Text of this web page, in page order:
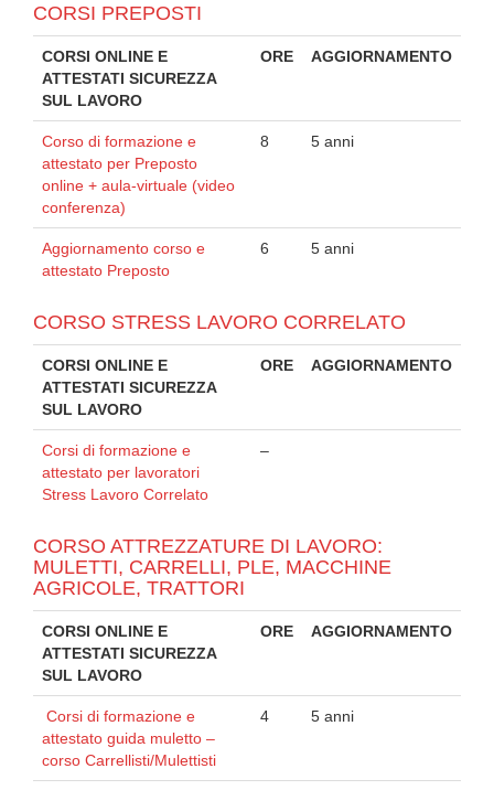
CORSI PREPOSTI
CORSI ONLINE E
ATTESTATI SICUREZZA
SUL LAVORO
ORE AGGIORNAMENTO
Corso di formazione e
attestato per Preposto
online + aula-virtuale (video
conferenza)
8 5 anni
Aggiornamento corso e
attestato Preposto
6 5 anni
CORSO STRESS LAVORO CORRELATO
CORSI ONLINE E
ATTESTATI SICUREZZA
SUL LAVORO
ORE AGGIORNAMENTO
Corsi di formazione e
attestato per lavoratori
Stress Lavoro Correlato
–
CORSO ATTREZZATURE DI LAVORO:
MULETTI, CARRELLI, PLE, MACCHINE
AGRICOLE, TRATTORI
CORSI ONLINE E
ATTESTATI SICUREZZA
SUL LAVORO
ORE AGGIORNAMENTO
Corsi di formazione e
attestato guida muletto –
corso Carrellisti/Mulettisti
4 5 anni